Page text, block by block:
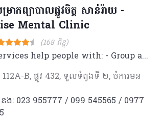
រាកព្យាបាលផ្លូវចិត្ត សាន់រ៉ាយ​ -
Mental Clinic
(168 ពិន្ទុ)
Our Services help people with: - Group anxiety - Mood / affective disorders - Group psychotic disorders - Substances use disorders - Other psychology
112A-B, ផ្លូវ 432, ទួលទំពូងទី ២, ចំការមន
ង: 023 955777 / 099 545565 / 0977